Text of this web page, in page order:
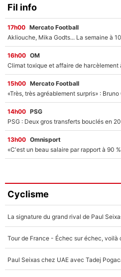
Fil info
17h00 Mercato Football
16h00 OM
15h00 Mercato Football
14h00 PSG
13h00 Omnisport
Cyclisme